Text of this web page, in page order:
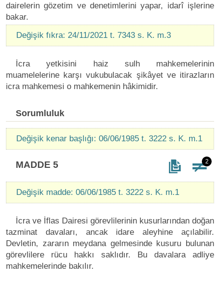
dairelerin gözetim ve denetimlerini yapar, idarî işlerine
bakar.
Değişik fıkra: 24/11/2021 t. 7343 s. K. m.3
İcra yetkisini haiz sulh mahkemelerinin
muamelelerine karşı vukubulacak şikâyet ve itirazların
icra mahkemesi o mahkemenin hâkimidir.
Sorumluluk
Değişik kenar başlığı: 06/06/1985 t. 3222 s. K. m.1
MADDE 5 2
Değişik madde: 06/06/1985 t. 3222 s. K. m.1
İcra ve İflas Dairesi görevlilerinin kusurlarından doğan
tazminat davaları, ancak idare aleyhine açılabilir.
Devletin, zararın meydana gelmesinde kusuru bulunan
görevlilere rücu hakkı saklıdır. Bu davalara adliye
mahkemelerinde bakılır.